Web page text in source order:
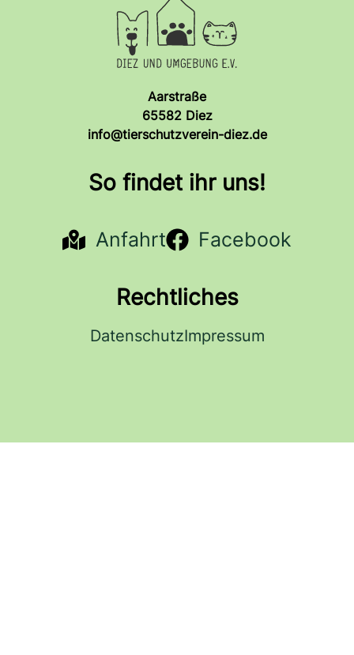
Aarstraße
65582 Diez
info@tierschutzverein-diez.de
So findet ihr uns!
Anfahrt Facebook
Rechtliches
DatenschutzImpressum